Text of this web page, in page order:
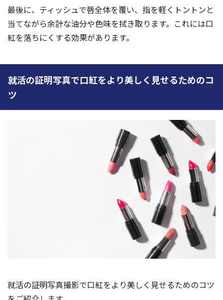
最後に、ティッシュで唇全体を覆い、指を軽くトントンと
当てながら余計な油分や色味を拭き取ります。これには口
紅を落ちにくする効果があります。
就活の証明写真で口紅をより美しく見せるためのコ
ツ
就活の証明写真撮影で口紅をより美しく見せるためのコツ